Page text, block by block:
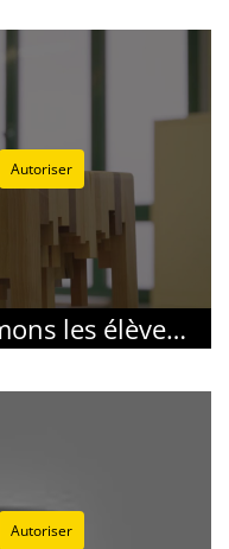
Autoriser
Saint-Nicolas (6e) : Aimons les élèves qui n’aiment pas l’école
Autoriser